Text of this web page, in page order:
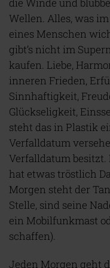
Wellen. Alles, was
eines Menschen
gibt’s nicht im
kaufen. Liebe,
inneren Frieden,
Sinnhaftigkeit,
Glückseligkeit,
steht das in Plastik
Verfalldatum
Verfalldatum
hat etwas tröstlich
Morgen steht der
Stelle, sind seine
ein Mobilfunkmast
schaffen).
Jeden Morgen geht